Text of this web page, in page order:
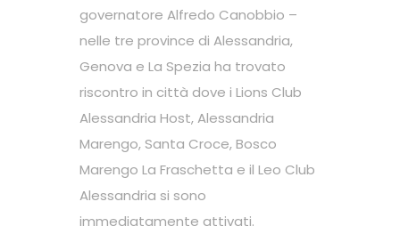
governatore Alfredo Canobbio –
nelle tre province di Alessandria,
Genova e La Spezia ha trovato
riscontro in città dove i Lions Club
Alessandria Host, Alessandria
Marengo, Santa Croce, Bosco
Marengo La Fraschetta e il Leo Club
Alessandria si sono
immediatamente attivati.